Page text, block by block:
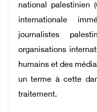
national palestinien
internationale
journalistes
organisations
humains et des
un terme à cette
traitement.